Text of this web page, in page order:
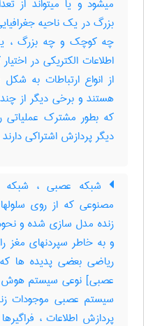
میشود و یا میتواند از
بزرگ در یک ناحیه
چه کوچک و چه بزرگ ، یک
اطلاعات الکتریکی در
از انواع ارتباطات به شکل
هستند و برخی دیگر از
که بطور مشترک عملیاتی
دیگر پردازش اشتراکی
شبکه عصبی ،
مصنوعی که از روی
زنده مدل سازی شده و
و به خاطر سپردنهای
ریاضی بعضی پدیده ها
عصبی] نوعی سیستم هوش
سیستم عصبی موجودات
پردازش اطلاعات ،